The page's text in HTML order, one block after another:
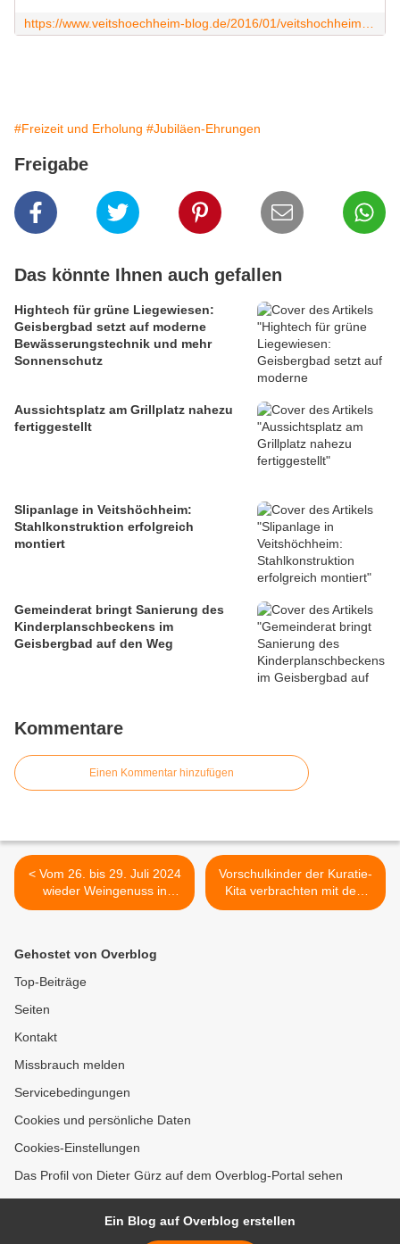
#Freizeit und Erholung #Jubiläen-Ehrungen
Freigabe
Das könnte Ihnen auch gefallen
Hightech für grüne Liegewiesen:
Geisbergbad setzt auf moderne
Bewässerungstechnik und mehr
Sonnenschutz
Aussichtsplatz am Grillplatz nahezu
fertiggestellt
Slipanlage in Veitshöchheim:
Stahlkonstruktion erfolgreich
montiert
Gemeinderat bringt Sanierung des
Kinderplanschbeckens im
Geisbergbad auf den Weg
Kommentare
Einen Kommentar hinzufügen
< Vom 26. bis 29. Juli 2024
wieder Weingenuss in
traumhafter Atmosphäre
Vorschulkinder der Kuratie-
Kita verbrachten mit dem
Landrat Klimaschutztag im
Gehostet von Overblog
Top-Beiträge
Seiten
Kontakt
Missbrauch melden
Servicebedingungen
Cookies und persönliche Daten
Cookies-Einstellungen
Das Profil von Dieter Gürz auf dem Overblog-Portal sehen
Ein Blog auf Overblog erstellen